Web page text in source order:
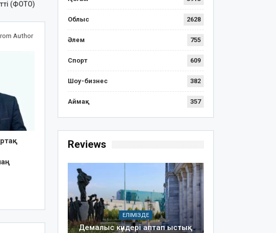
(ФОТО)
Author
Облыс 2628
Әлем 755
Спорт 609
Шоу-бизнес 382
Аймақ 357
Reviews
ЕЛІМІЗДЕ
Демалыс күндері аптап ыстық